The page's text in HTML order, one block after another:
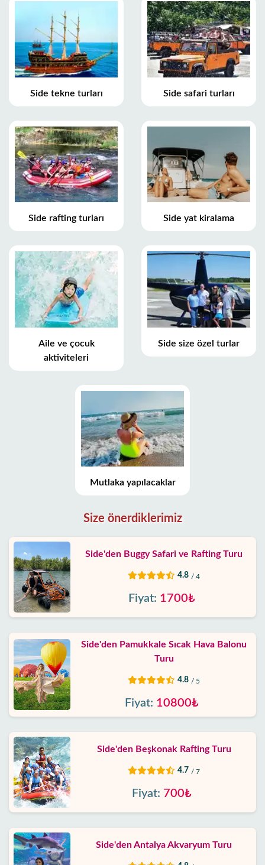
Side tekne turları Side safari turları
Side rafting turları Side yat kiralama
Aile ve çocuk
aktiviteleri
Side size özel turlar
Mutlaka yapılacaklar
Size önerdiklerimiz
Side'den Buggy Safari ve Rafting Turu
4.8 / 4
Fiyat: 1700₺
Side'den Pamukkale Sıcak Hava Balonu
Turu
4.8 / 5
Fiyat: 10800₺
Side'den Beşkonak Rafting Turu
4.7 / 7
Fiyat: 700₺
Side'den Antalya Akvaryum Turu